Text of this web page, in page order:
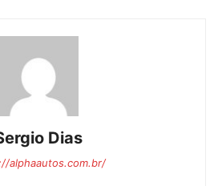
Dias
alphaautos.com.br/